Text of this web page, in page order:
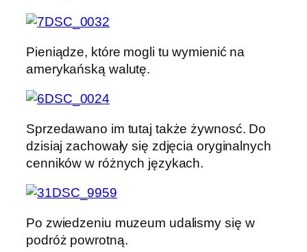
Pieniądze, które mogli tu wymienić na
amerykańską walutę.
Sprzedawano im tutaj także żywnosć. Do
dzisiaj zachowały się zdjęcia oryginalnych
cenników w różnych językach.
Po zwiedzeniu muzeum udalismy się w
podróż powrotną.